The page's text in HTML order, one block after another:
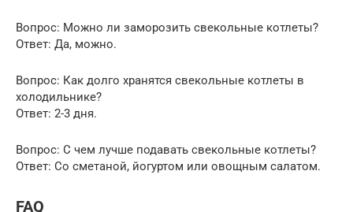
Вопрос: Можно ли заморозить свекольные котлеты?
Ответ: Да, можно.
Вопрос: Как долго хранятся свекольные котлеты в
холодильнике?
Ответ: 2-3 дня.
Вопрос: С чем лучше подавать свекольные котлеты?
Ответ: Со сметаной, йогуртом или овощным салатом.
FAQ